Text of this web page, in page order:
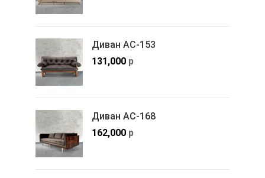
Диван АС-153
131,000 р
Диван АС-168
162,000 р